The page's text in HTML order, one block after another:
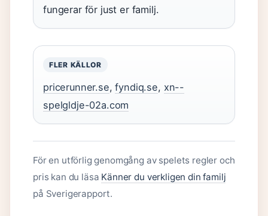
fungerar för just er familj.
FLER KÄLLOR
pricerunner.se,fyndiq.se, xn--
spelgldje-02a.com
För en utförlig genomgång av spelets regler och
pris kan du läsa Känner du verkligen din familj
på Sverigerapport.